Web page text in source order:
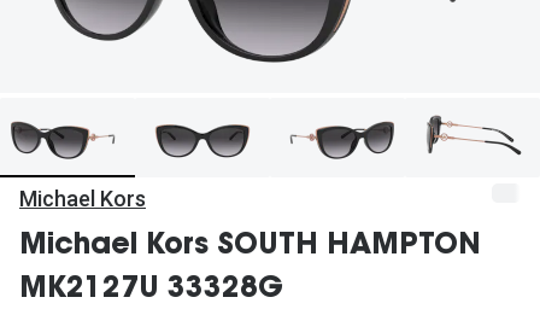
Inês
Michael Kors
Michael Kors SOUTH HAMPTON
MK2127U 33328G